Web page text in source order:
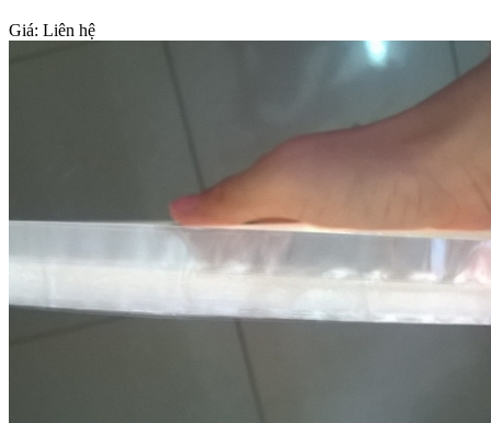
Giá: Liên hệ